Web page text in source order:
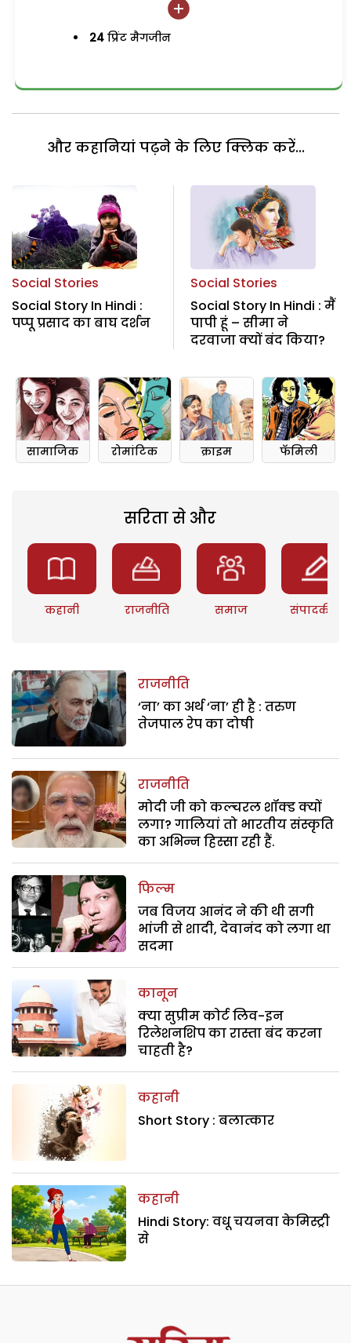
24 प्रिंट मैगजीन
और कहानियां पढ़ने के लिए क्लिक करें...
Social Stories
Social Story In Hindi :
पप्पू प्रसाद का बाघ दर्शन
Social Stories
Social Story In Hindi : मैं
पापी हूं – सीमा ने
दरवाजा क्यों बंद किया?
सामाजिक रोमांटिक क्राइम फॅमिली
सरिता से और
कहानी राजनीति समाज संपादकीय
राजनीति
‘ना’ का अर्थ ‘ना’ ही है : तरुण
तेजपाल रेप का दोषी
राजनीति
मोदी जी को कल्चरल शॉक्ड क्यों
लगा? गालियां तो भारतीय संस्कृति
का अभिन्न हिस्सा रही हैं.
फिल्म
जब विजय आनंद ने की थी सगी
भांजी से शादी, देवानंद को लगा था
सदमा
कानून
क्या सुप्रीम कोर्ट लिव-इन
रिलेशनशिप का रास्ता बंद करना
चाहती है?
कहानी
Short Story : बलात्कार
कहानी
Hindi Story: वधू चयनवा केमिस्ट्री
से